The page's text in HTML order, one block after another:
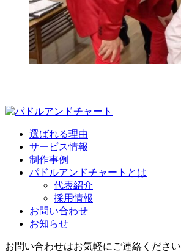
選ばれる理由
サービス情報
制作事例
パドルアンドチャートとは
代表紹介
採用情報
お問い合わせ
お知らせ
お問い合わせはお気軽にご連絡ください